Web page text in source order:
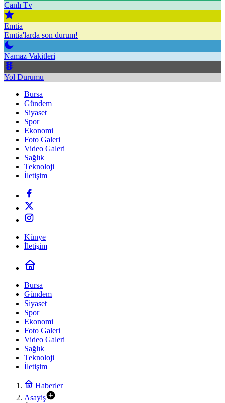
Canlı Tv
Emtia
Emtia'larda son durum!
Namaz Vakitleri
Yol Durumu
Bursa
Gündem
Siyaset
Spor
Ekonomi
Foto Galeri
Video Galeri
Sağlık
Teknoloji
İletişim
Künye
İletişim
Bursa
Gündem
Siyaset
Spor
Ekonomi
Foto Galeri
Video Galeri
Sağlık
Teknoloji
İletişim
Haberler
Asayiş